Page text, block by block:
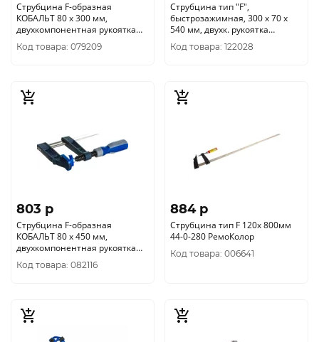
Струбцина F-образная
КОБАЛЬТ 80 х 300 мм,
двухкомпонентная рукоятка
244-575
Код товара: 079209
Струбцина тип "F",
быстрозажимная, 300 х 70 х
540 мм, двухк. рукоятка
3307303
Код товара: 122028
803 p
Струбцина F-образная
КОБАЛЬТ 80 х 450 мм,
двухкомпонентная рукоятка
244-582
Код товара: 082116
884 p
Струбцина тип F 120х 800мм
44-0-280 РемоКолор
Код товара: 006641